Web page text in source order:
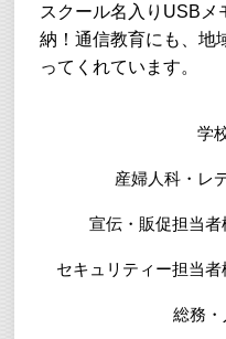
スクール名入りUSBメ
納！通信教育にも、地
ってくれています。
学
産婦人科・レ
宣伝・販促担当者
セキュリティー担当者
総務